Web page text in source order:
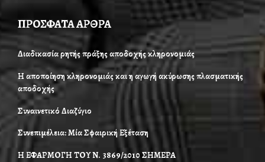
ΠΡΟΣΦΑΤΑ ΑΡΘΡΑ
Διαδικασία ρητής πράξης αποδοχής κληρονομιάς
Η αποποίηση κληρονομιάς και η αγωγή ακύρωσης πλασματικής
αποδοχής
Συναινετικό Διαζύγιο
Συνεπιμέλεια: Μία Σφαιρική Εξέταση
Η ΕΦΑΡΜΟΓΗ ΤΟΥ Ν. 3869/2010 ΣΗΜΕΡΑ